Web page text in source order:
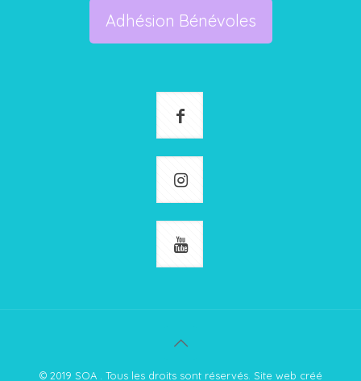
Adhésion Bénévoles
© 2019 SOA . Tous les droits sont réservés. Site web créé